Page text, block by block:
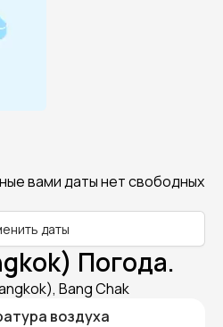
вами даты нет свободных
даты
Погода.
Bang Chak
воздуха